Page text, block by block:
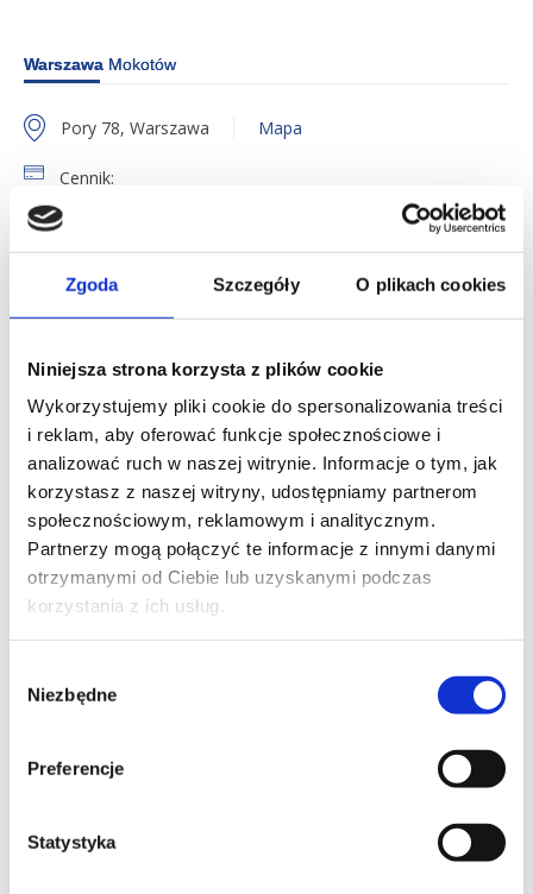
Zgoda Szczegóły O plikach cookies
Niniejsza strona korzysta z plików cookie
Wykorzystujemy pliki cookie do spersonalizowania treści
i reklam, aby oferować funkcje społecznościowe i
analizować ruch w naszej witrynie. Informacje o tym, jak
korzystasz z naszej witryny, udostępniamy partnerom
społecznościowym, reklamowym i analitycznym.
Partnerzy mogą połączyć te informacje z innymi danymi
otrzymanymi od Ciebie lub uzyskanymi podczas
korzystania z ich usług.
zgody
Niezbędne
Preferencje
Statystyka
Warszawa Mokotów
Pory 78, Warszawa Mapa
Cennik:
Konsultacja laryngologiczna (dzieci / dorośli) - 380 zł
Współpracujemy z ubezpieczycielami zagranicznymi.
Sprawdź, czy akceptujemy Twoje ubezpieczenie.
O mnie
Wykształcenie
I Wydział Akademii Medycznej w Warszawie
Doświadczenie zawodowe
Specjalizacja w Klinice Chirurgii Głowy i Szyi
Warszawa (Banacha). Wieloletnia praca w
Kajetanach, a następnie w Szpitalu Medicover
Uczestniczyłam w wielu kursach i konferencjach